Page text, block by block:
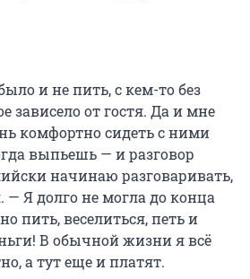
и не пить, с кем-то без
зависело от гостя. Да и мне
комфортно сидеть с ними
выпьешь — и разговор
начинаю разговаривать,
— Я долго не могла до конца
пить, веселиться, петь и
В обычной жизни я всё
а тут еще и платят.